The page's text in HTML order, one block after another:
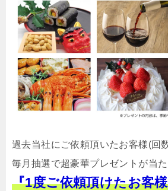
過去当社にご依頼頂いたお客様(回
毎月抽選で超豪華プレゼントが当た
『1度ご依頼頂けたお客